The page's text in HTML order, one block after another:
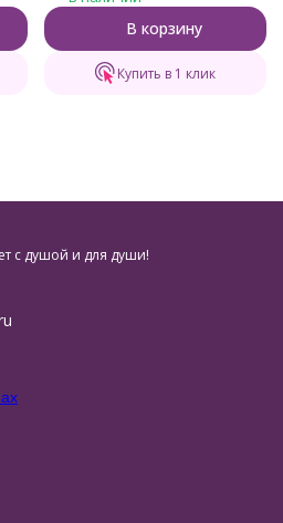
В корзину
Купить в 1 клик
с душой и для души!